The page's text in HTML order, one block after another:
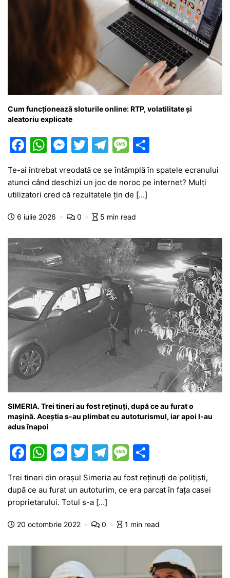
Cum funcționează sloturile online: RTP, volatilitate și
aleatoriu explicate
F
a
c
e
b
o
o
k
W
at
s
A
p
p
M
s
s
e
n
g
er
T
itt
er
T
el
e
gr
a
M
s
s
a
g
e
ta
ă
Te-ai întrebat vreodată ce se întâmplă în spatele ecranului
atunci când deschizi un joc de noroc pe internet? Mulți
utilizatori cred că rezultatele țin de […]
6 iulie 2026 0 5 min read
SIMERIA. Trei tineri au fost reținuți, după ce au furat o
mașină. Aceștia s-au plimbat cu autoturismul, iar apoi l-au
adus înapoi
F
a
c
e
b
o
o
W
h
at
s
A
p
p
M
s
s
e
g
er
T
w
itt
er
T
e
a
m
M
s
a
e
ar
ta
a
z
ă
Trei tineri din orașul Simeria au fost reținuți de polițiști,
după ce au furat un autoturim, ce era parcat în fața casei
proprietarului. Totul s-a […]
20 octombrie 2022 0 1 min read